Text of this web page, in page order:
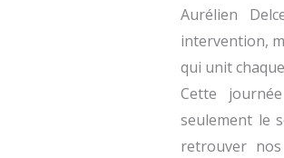
Aurélien
intervention,
qui unit
Cette
seulement le
retrouver